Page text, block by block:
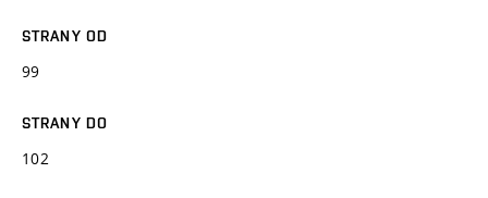
STRANY OD
99
STRANY DO
102